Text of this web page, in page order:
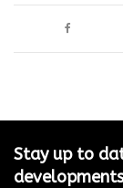
Stay up to
developments